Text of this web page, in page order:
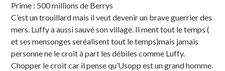
Prime : 500 millions de Berrys
C’est un trouillard mais il veut devenir un brave guerrier des
mers. Luffy a aussi sauvé son village. Il ment tout le temps (
et ses mensonges seréalisent tout le temps)mais jamais
personne ne le croit à part les débiles comme Luffy.
Chopper le croit car il pense qu’Usopp est un grand homme.